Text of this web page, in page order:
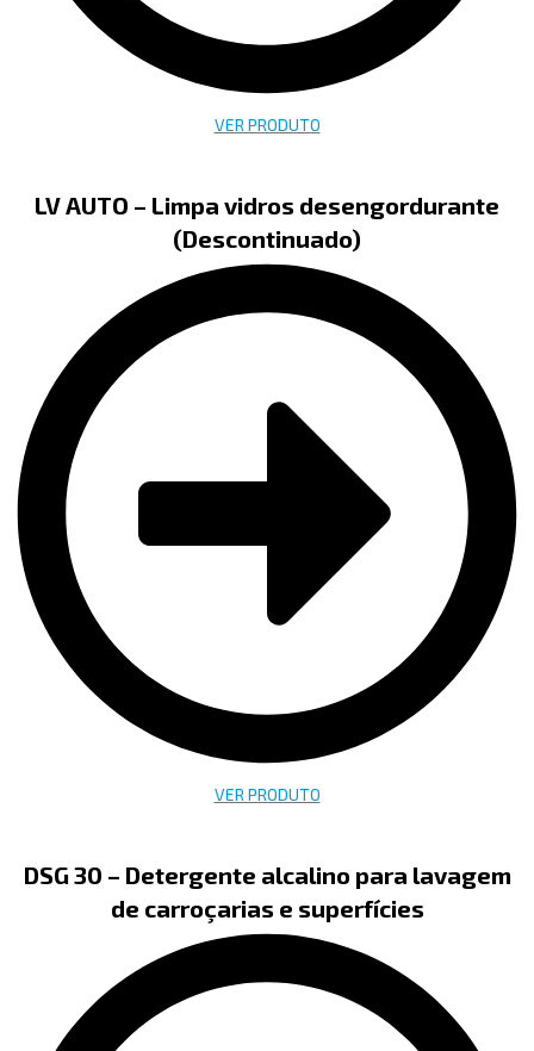
VER PRODUTO
LV AUTO – Limpa vidros desengordurante
(Descontinuado)
VER PRODUTO
DSG 30 – Detergente alcalino para lavagem
de carroçarias e superfícies